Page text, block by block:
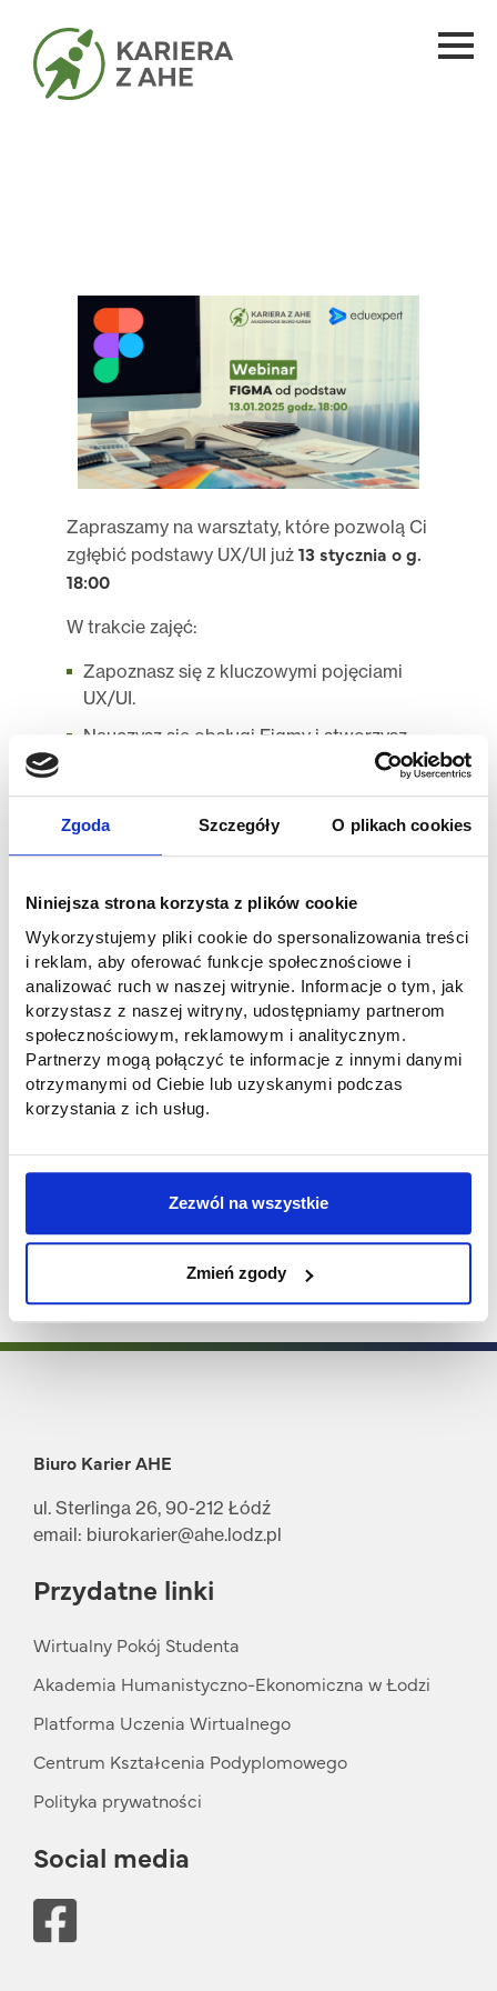
Zgoda Szczegóły O plikach cookies
Niniejsza strona korzysta z plików cookie
Wykorzystujemy pliki cookie do spersonalizowania treści
i reklam, aby oferować funkcje społecznościowe i
analizować ruch w naszej witrynie. Informacje o tym, jak
korzystasz z naszej witryny, udostępniamy partnerom
społecznościowym, reklamowym i analitycznym.
Partnerzy mogą połączyć te informacje z innymi danymi
otrzymanymi od Ciebie lub uzyskanymi podczas
korzystania z ich usług.
Zezwól na wszystkie
Zmień zgody
Zapraszamy na warsztaty, które pozwolą Ci
zgłębić podstawy UX/UI już 13 stycznia o g.
18:00
W trakcie zajęć:
Zapoznasz się z kluczowymi pojęciami
UX/UI.
Nauczysz się obsługi Figmy i stworzysz
Dowiesz się, jak przebiega proces
projektowania – od wireframe’u po
testowanie.
Poznasz różnice między UX a UI i
nauczysz się, jak tworzyć projekty, które
są zarówno funkcjonalne, jak i estetyczne.
Warsztaty zakończą się analizą
stworzonych prototypów. To doskonała
okazja, by zrobić pierwszy krok w stronę
kariery w projektowaniu! Zdobądź
umiejętności, które pozwolą Ci tworzyć
efektywne, użyteczne i piękne projekty!
Data i godzina webinaru:13 stycznia g. 18:00
Link do spotkania:
Biuro Karier AHE
ul. Sterlinga 26, 90-212 Łódź
email: biurokarier@ahe.lodz.pl
Przydatne linki
Wirtualny Pokój Studenta
Akademia Humanistyczno-Ekonomiczna w Łodzi
Platforma Uczenia Wirtualnego
Centrum Kształcenia Podyplomowego
Polityka prywatności
Social media